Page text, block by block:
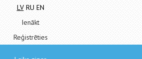
LV RU EN
Ienākt
Reģistrēties